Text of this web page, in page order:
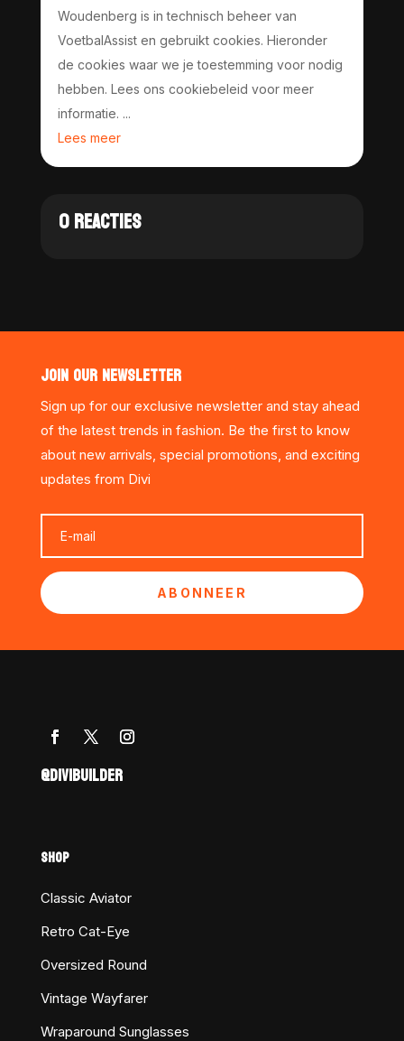
Woudenberg is in technisch beheer van
VoetbalAssist en gebruikt cookies. Hieronder
de cookies waar we je toestemming voor nodig
hebben. Lees ons cookiebeleid voor meer
informatie. ...
Lees meer
0 REACTIES
JOIN OUR NEWSLETTER
Sign up for our exclusive newsletter and stay ahead
of the latest trends in fashion. Be the first to know
about new arrivals, special promotions, and exciting
updates from Divi
ABONNEER
@DIVIBUILDER
SHOP
Classic Aviator
Retro Cat-Eye
Oversized Round
Vintage Wayfarer
Wraparound Sunglasses